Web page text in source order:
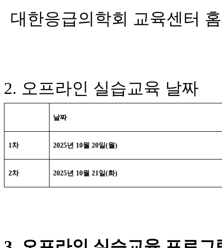
대한응급의학회 교육센터
2. 오프라인 실습교육 날짜
날짜
1차 2025년 10월 20일(월)
2차 2025년 10월 21일(화)